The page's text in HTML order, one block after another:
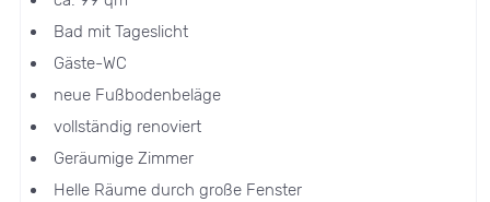
Bad mit Tageslicht
Gäste-WC
neue Fußbodenbeläge
vollständig renoviert
Geräumige Zimmer
Helle Räume durch große Fenster